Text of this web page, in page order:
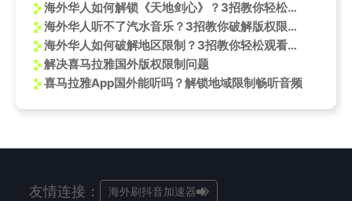
海外华人如何解锁《天地剑心》？3招教你轻松追剧听歌无阻碍
海外华人听不了汽水音乐？3招教你破解版权限制，追星不再难
海外华人如何破解地区限制？3招教你轻松观看《AI让杭州开满鲜花》等国内热门内容
解决喜马拉雅国外版权限制问题
喜马拉雅App国外能听吗？解锁地域限制畅听音频
友情连接：
海外刷抖音加速器